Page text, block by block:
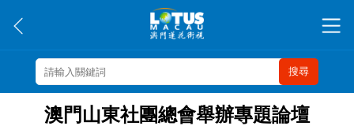
搜尋
澳門山東社團總會舉辦專題論壇